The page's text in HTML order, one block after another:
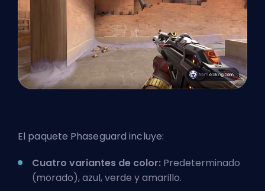
El paquete Phaseguard incluye:
Cuatro variantes de color: Predeterminado
(morado), azul, verde y amarillo.